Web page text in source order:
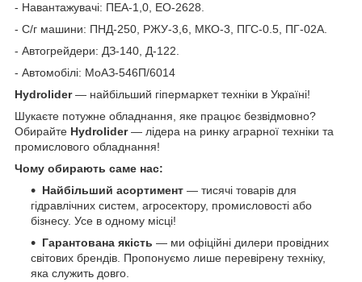
- Навантажувачі: ПЕА-1,0, ЕО-2628.
- С/г машини: ПНД-250, РЖУ-3,6, МКО-3, ПГС-0.5, ПГ-02А.
- Автогрейдери: ДЗ-140, Д-122.
- Автомобілі: МоАЗ-546П/6014
Hydrolider— найбільший гіпермаркет техніки в Україні!
Шукаєте потужне обладнання, яке працює безвідмовно?
Обирайте Hydrolider— лідера на ринку аграрної техніки та
промислового обладнання!
Чому обирають саме нас:
Найбільший асортимент — тисячі товарів для
гідравлічних систем, агросектору, промисловості або
бізнесу. Усе в одному місці!
Гарантована якість — ми офіційні дилери провідних
світових брендів. Пропонуємо лише перевірену техніку,
яка служить довго.